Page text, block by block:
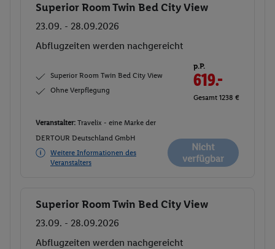
Buchen
Superior Room Twin Bed City View
23.09. - 28.09.2026
Abflugzeiten werden nachgereicht
Superior Room Twin Bed City View
Ohne Verpflegung
p.P.
619.-
Gesamt 1238 €
Veranstalter: Travelix - eine Marke der
DERTOUR Deutschland GmbH
Weitere Informationen des
Veranstalters
Nicht
verfügbar
Buchen
Superior Room Twin Bed City View
23.09. - 28.09.2026
Abflugzeiten werden nachgereicht